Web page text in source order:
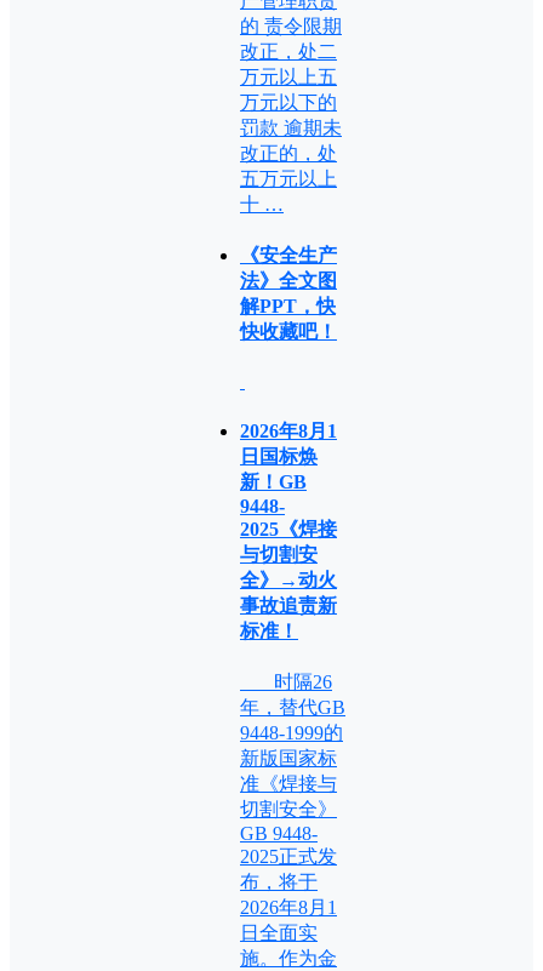
的 责令限期
改正，处二
万元以上五
万元以下的
罚款 逾期未
改正的，处
五万元以上
十 …
《安全生产
法》全文图
解PPT，快
快收藏吧！
2026年8月1
日国标焕
新！GB
9448-
2025《焊接
与切割安
全》→动火
事故追责新
标准！
时隔26
年，替代GB
9448-1999的
新版国家标
准《焊接与
切割安全》
GB 9448-
2025正式发
布，将于
2026年8月1
日全面实
施。作为金